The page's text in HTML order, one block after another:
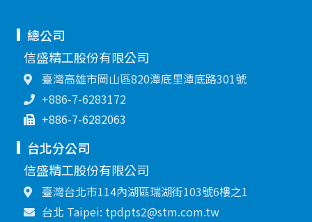
總公司
信盛精工股份有限公司
臺灣高雄市岡山區820潭底里潭底路301號
+886-7-6283172
+886-7-6282063
台北分公司
信盛精工股份有限公司
臺灣台北市114內湖區瑞湖街103號6樓之1
台北 Taipei: tpdpts2@stm.com.tw